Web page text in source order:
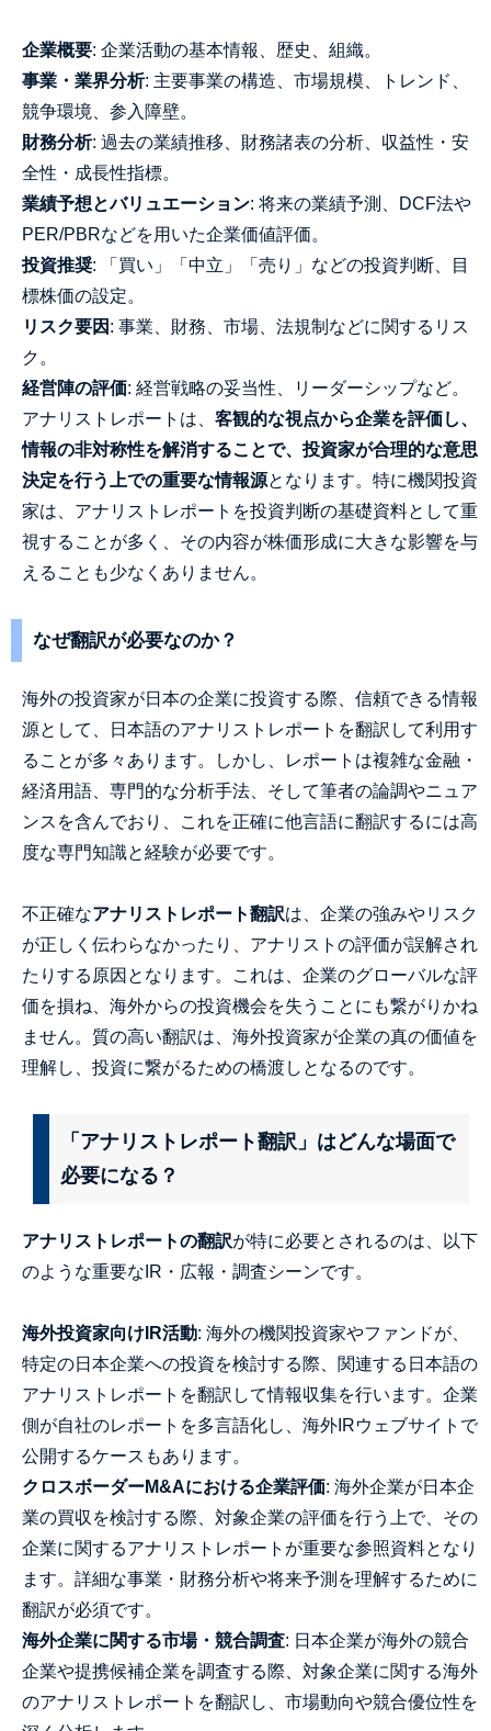
企業概要: 企業活動の基本情報、歴史、組織。
事業・業界分析: 主要事業の構造、市場規模、トレンド、
競争環境、参入障壁。
財務分析: 過去の業績推移、財務諸表の分析、収益性・安
全性・成長性指標。
業績予想とバリュエーション: 将来の業績予測、DCF法や
PER/PBRなどを用いた企業価値評価。
投資推奨: 「買い」「中立」「売り」などの投資判断、目
標株価の設定。
リスク要因 : 事業、財務、市場、法規制などに関するリス
ク。
経営陣の評価: 経営戦略の妥当性、リーダーシップなど。
アナリストレポートは、 客観的な視点から企業を評価し、
情報の非対称性を解消することで、投資家が合理的な意思
決定を行う上での重要な情報源となります。特に機関投資
家は、アナリストレポートを投資判断の基礎資料として重
視することが多く、その内容が株価形成に大きな影響を与
えることも少なくありません。
なぜ翻訳が必要なのか？
海外の投資家が日本の企業に投資する際、信頼できる情報
源として、日本語のアナリストレポートを翻訳して利用す
ることが多々あります。しかし、レポートは複雑な金融・
経済用語、専門的な分析手法、そして筆者の論調やニュア
ンスを含んでおり、これを正確に他言語に翻訳するには高
度な専門知識と経験が必要です。
不正確なアナリストレポート翻訳は、企業の強みやリスク
が正しく伝わらなかったり、アナリストの評価が誤解され
たりする原因となります。これは、企業のグローバルな評
価を損ね、海外からの投資機会を失うことにも繋がりかね
ません。質の高い翻訳は、海外投資家が企業の真の価値を
理解し、投資に繋がるための橋渡しとなるのです。
「アナリストレポート翻訳」はどんな場面で
必要になる？
アナリストレポートの翻訳が特に必要とされるのは、以下
のような重要なIR・広報・調査シーンです。
海外投資家向けIR活動: 海外の機関投資家やファンドが、
特定の日本企業への投資を検討する際、関連する日本語の
アナリストレポートを翻訳して情報収集を行います。企業
側が自社のレポートを多言語化し、海外IRウェブサイトで
公開するケースもあります。
クロスボーダーM&Aにおける企業評価: 海外企業が日本企
業の買収を検討する際、対象企業の評価を行う上で、その
企業に関するアナリストレポートが重要な参照資料となり
ます。詳細な事業・財務分析や将来予測を理解するために
翻訳が必須です。
海外企業に関する市場・競合調査: 日本企業が海外の競合
企業や提携候補企業を調査する際、対象企業に関する海外
のアナリストレポートを翻訳し、市場動向や競合優位性を